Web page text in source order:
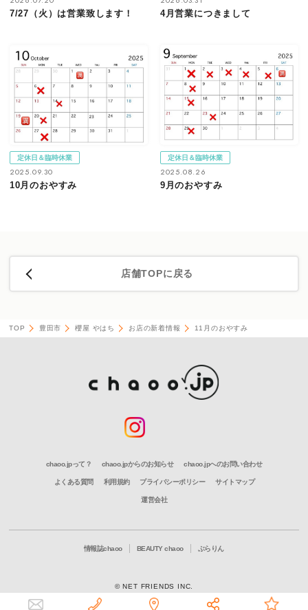
7/27（火）は営業致します！ 4月営業につきまして
定休日＆臨時休業
2025.09.30
10月のおやすみ
定休日＆臨時休業
2025.08.26
9月のおやすみ
店舗TOPに戻る
TOP 豊田市 櫻屋 やはち お店の新着情報 11月のおやすみ
chaoo.jpって？ chaoo.jpからのお知らせ chaoo.jpへのお問い合わせ
よくある質問 利用規約 プライバシーポリシー サイトマップ
運営会社
情報誌chaoo BEAUTY chaoo ぶらりん
© NET FRIENDS INC.